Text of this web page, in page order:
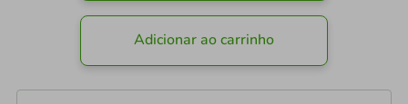
Adicionar ao carrinho